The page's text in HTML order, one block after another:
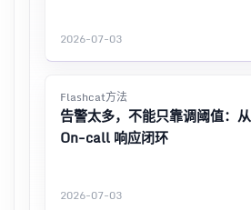
2026-07-03
Flashcat方法
告警太多，不能只靠调阈值：
On-call 响应闭环
2026-07-03